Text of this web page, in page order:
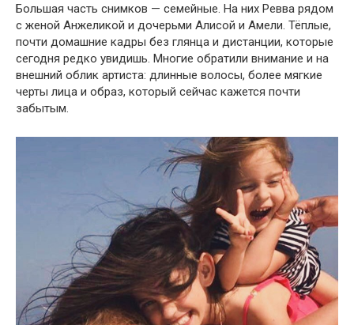
Большая часть снимков — семейные. На них Ревва рядом
с женой Анжеликой и дочерьми Алисой и Амели. Тёплые,
почти домашние кадры без глянца и дистанции, которые
сегодня редко увидишь. Многие обратили внимание и на
внешний облик артиста: длинные волосы, более мягкие
черты лица и образ, который сейчас кажется почти
забытым.